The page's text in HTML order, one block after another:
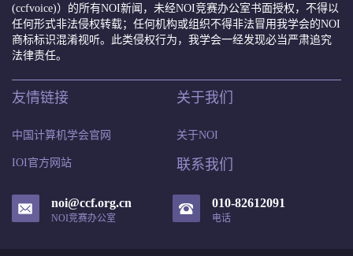
(ccfvoice)）的所有NOI新闻，未经NOI竞赛办公室书面授权，不得以
任何形式非法侵权转载；任何机构或组织不得非法冒用我学会的NOI
商标标识混淆视听。此类侵权行为，我学会一经发现必当严肃追究
法律责任。
友情链接
中国计算机学会官网
IOI官方网站
关于我们
关于NOI
联系我们
noi@ccf.org.cn
NOI竞赛办公室
010-82612091
电话